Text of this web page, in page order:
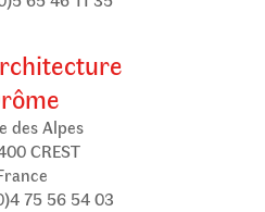
des Alpes
CREST
75 56 54 03